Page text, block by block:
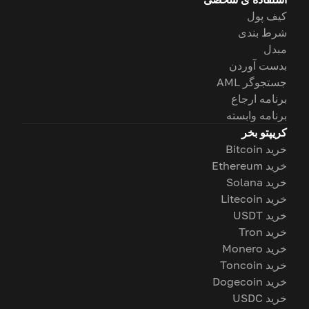
کیف پول
شرط بندی
مبدل
بدست آوردن
جستجوگر AML
برنامه ارجاع
برنامه وابسته
کریپتو بخر
خرید Bitcoin
خرید Ethereum
خرید Solana
خرید Litecoin
خرید USDT
خرید Tron
خرید Monero
خرید Toncoin
خرید Dogecoin
خرید USDC